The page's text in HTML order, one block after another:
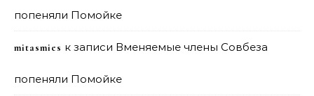
попеняли Помойке
mitasmies к записи Вменяемые члены Совбеза
попеняли Помойке